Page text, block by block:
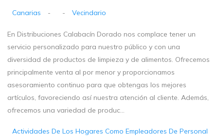
Canarias - - Vecindario
En Distribuciones Calabacín Dorado nos complace tener un
servicio personalizado para nuestro público y con una
diversidad de productos de limpieza y de alimentos. Ofrecemos
principalmente venta al por menor y proporcionamos
asesoramiento continuo para que obtengas los mejores
artículos, favoreciendo así nuestra atención al cliente. Además,
ofrecemos una variedad de produc...
Actividades De Los Hogares Como Empleadores De Personal